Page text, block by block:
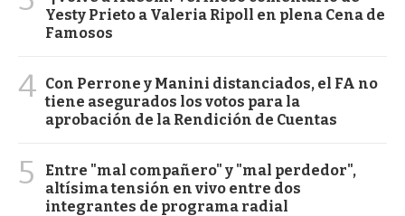
Yesty Prieto a Valeria Ripoll en plena Cena de
Famosos
4 Con Perrone y Manini distanciados, el FA no
tiene asegurados los votos para la
aprobación de la Rendición de Cuentas
5
Entre "mal compañero" y "mal perdedor",
altísima tensión en vivo entre dos
integrantes de programa radial